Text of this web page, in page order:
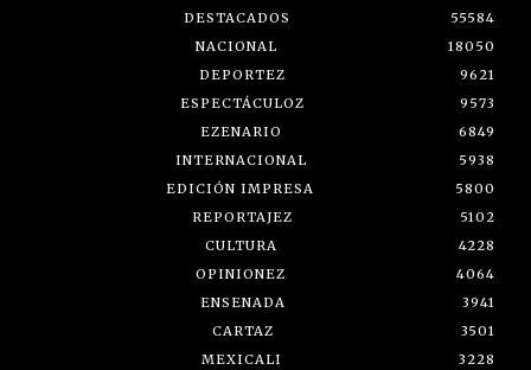
DESTACADOS
55584
NACIONAL
18050
DEPORTEZ
9621
ESPECTÁCULOZ
9573
EZENARIO
6849
INTERNACIONAL
5938
EDICIÓN IMPRESA
5800
REPORTAJEZ
5102
CULTURA
4228
OPINIONEZ
4064
ENSENADA
3941
CARTAZ
3501
MEXICALI
3228